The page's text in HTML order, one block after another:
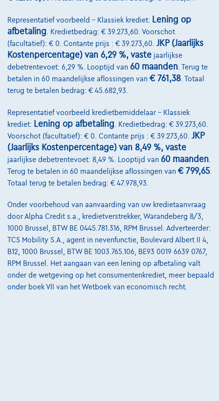
Hyundai i30 Wagon1.0 T-GDI Twist
5 km
Benzine Manueel 85 kW ( 115 PK )
€25.151 1 ✓BTW aftrekbaar
Vanaf €379,77 /maand
met een laatste maandaflossing
van€7.925,07
Ontdek het volledige cijfervoorbeeld
8520 Kuurne,garage Moyaert
Vergelijk
Bekijk wagen
Representatief voorbeeld – Klassiek krediet: Lening op
afbetaling . Kredietbedrag: € 39.273,60. Voorschot
(facultatief): € 0. Contante prijs : € 39.273,60. JKP (Jaarlijks
Kostenpercentage) van 6,29 %, vaste jaarlijkse
debetrentevoet: 6,29 %. Looptijd van 60 maanden . Terug te
betalen in 60 maandelijkse aflossingen van € 761,38 . Totaal
terug te betalen bedrag: € 45.682,93.
Representatief voorbeeld kredietbemiddelaar – Klassiek
krediet: Lening op afbetaling . Kredietbedrag: € 39.273,60.
Voorschot (facultatief): € 0. Contante prijs : € 39.273,60. JKP
(Jaarlijks Kostenpercentage) van 8,49 %, vaste
jaarlijkse debetrentevoet: 8,49 %. Looptijd van 60 maanden
Terug te betalen in 60 maandelijkse aflossingen van € 799,65.
Totaal terug te betalen bedrag: € 47.978,93.
Onder voorbehoud van aanvaarding van uw kredietaanvraag
door Alpha Credit s.a., kredietverstrekker, Warandeberg 8/3,
1000 Brussel, BTW BE 0445.781.316, RPM Brussel. Adverteerder:
TCS Mobility S.A., agent in nevenfunctie, Boulevard Albert II 4,
B12, 1000 Brussel, BTW BE 1003.765.106, BE93 0019 6639 0767,
RPM Brussel. Het aangaan van een lening op afbetaling valt
onder de wetgeving op het consumentenkrediet, meer bepaald
onder boek VII van het Wetboek van economisch recht.